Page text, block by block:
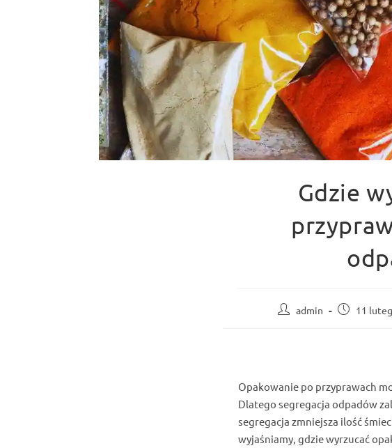
Gdzie
Postadmin
Post11
Opakowanie po przyprawach
Dlatego segregacja odpadów
segregacja zmniejsza ilość
wyjaśniamy, gdzie wyrzucać